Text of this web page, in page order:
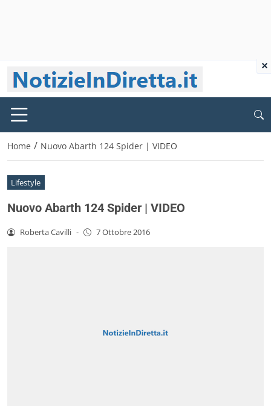
Home / Nuovo Abarth 124 Spider | VIDEO
Lifestyle
Nuovo Abarth 124 Spider | VIDEO
Roberta Cavilli - 7 Ottobre 2016
×